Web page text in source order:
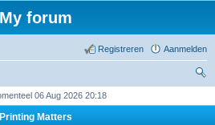
My forum
Aanmelden
Registreren
06 Aug 2026 20:18
Printing Matters